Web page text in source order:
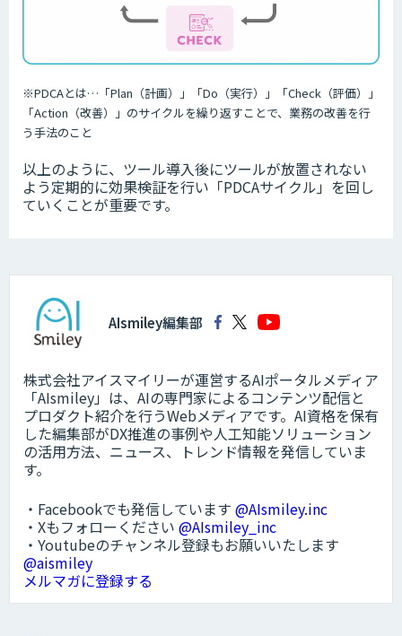
※PDCAとは…「Plan（計画）」「Do（実行）」「Check（評価）」
「Action（改善）」のサイクルを繰り返すことで、業務の改善を行
う手法のこと
以上のように、ツール導入後にツールが放置されない
よう定期的に効果検証を行い「PDCAサイクル」を回し
ていくことが重要です。
AIsmiley編集部
株式会社アイスマイリーが運営するAIポータルメディア
「AIsmiley」は、AIの専門家によるコンテンツ配信と
プロダクト紹介を行うWebメディアです。AI資格を保有
した編集部がDX推進の事例や人工知能ソリューション
の活用方法、ニュース、トレンド情報を発信していま
す。
・Facebookでも発信しています @AIsmiley.inc
・Xもフォローください @AIsmiley_inc
・Youtubeのチャンネル登録もお願いいたします
@aismiley
メルマガに登録する